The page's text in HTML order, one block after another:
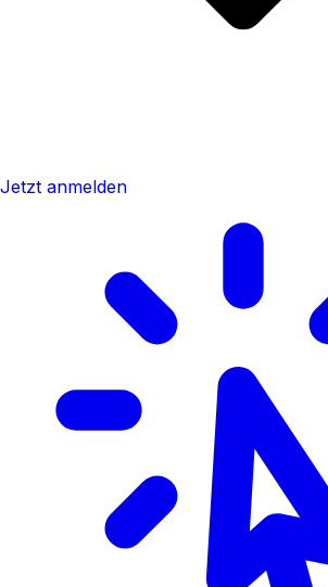
Jetzt anmelden